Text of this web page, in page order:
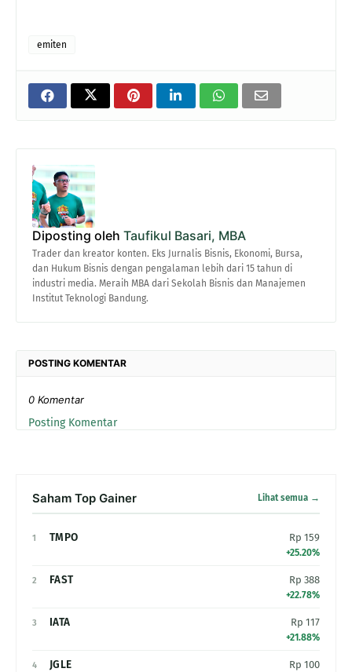
emiten
Diposting oleh Taufikul Basari, MBA
Trader dan kreator konten. Eks Jurnalis Bisnis, Ekonomi, Bursa,
dan Hukum Bisnis dengan pengalaman lebih dari 15 tahun di
industri media. Meraih MBA dari Sekolah Bisnis dan Manajemen
Institut Teknologi Bandung.
POSTING KOMENTAR
0 Komentar
Posting Komentar
Saham Top Gainer Lihat semua →
1 TMPO Rp 159
+25.20%
2 FAST Rp 388
+22.78%
3 IATA Rp 117
+21.88%
4 JGLE Rp 100